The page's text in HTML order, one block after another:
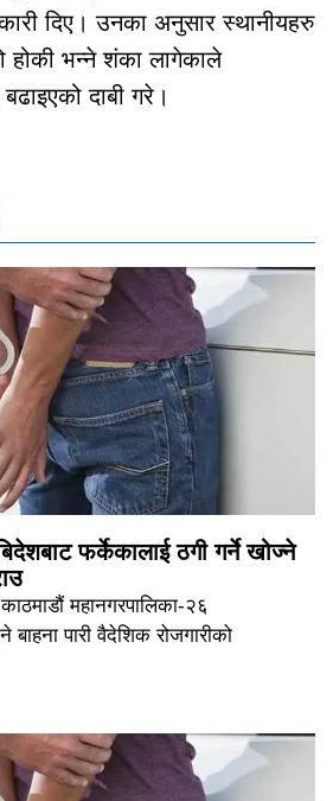
दिए। उनका अनुसार स्थानीयहरु
होकी भन्ने शंका लागेकाले
दाबी गरे।
फर्केकालाई ठगी गर्ने खोज्ने
महानगरपालिका-२६
पारी वैदेशिक रोजगारीको